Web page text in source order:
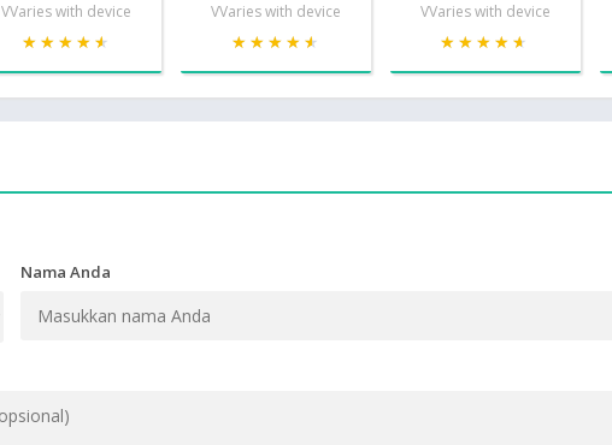
VVaries with device
★★★★★
★★★★★
VVaries with device
★★★★★
★★★★★
VVaries with device
★★★★★
★★★★★
Nama Anda